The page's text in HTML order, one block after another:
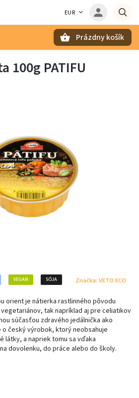
EUR
Prázdny košík
100g PATIFU
VEGAN SÓJA Značka: VETO ECO
orient je nátierka rastlinného pôvodu
tak napríklad aj pre celiatikov
súčasťou zdravého jedálnička ako
o český výrobok, ktorý neobsahuje
látky, a napriek tomu sa vďaka
dovolenku, do práce alebo do školy.